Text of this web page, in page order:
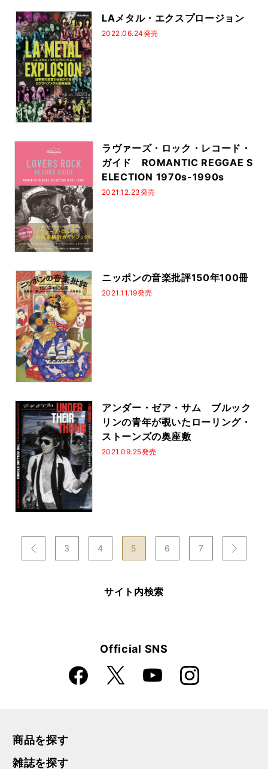
LAメタル・エクスプロージョン
2022.06.24発売
ラヴァーズ・ロック・レコード・
ガイド ROMANTIC REGGAE S
ELECTION 1970s-1990s
2021.12.23発売
ニッポンの音楽批評150年100冊
2021.11.19発売
アンダー・ゼア・サム ブルック
リンの青年が覗いたローリング・
ストーンズの奥座敷
2021.09.25発売
のページへ
3 4 5 6 7
次
のページへ
サイト内検索
Official SNS
Faceboo
k
X YouTube Instagra
m
商品を探す
雑誌を探す